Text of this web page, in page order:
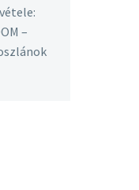
–